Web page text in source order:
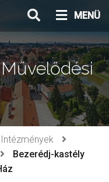
MENÜ
Intézmények
Bezerédj-kastély